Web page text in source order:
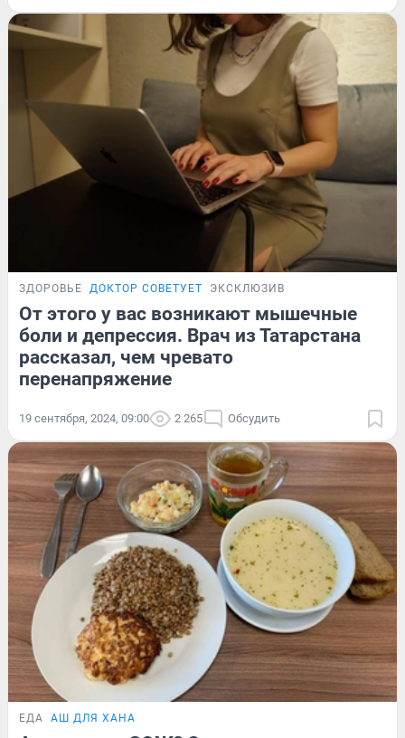
ЗДОРОВЬЕ ДОКТОР СОВЕТУЕТ ЭКСКЛЮЗИВ
От этого у вас возникают мышечные
боли и депрессия. Врач из Татарстана
рассказал, чем чревато
перенапряжение
19 сентября, 2024, 09:00 2 265 Обсудить
ЕДА АШ ДЛЯ ХАНА